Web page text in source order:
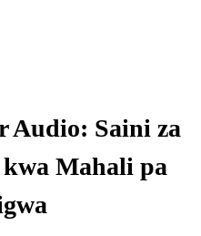
Audio: Saini za
Mahali pa